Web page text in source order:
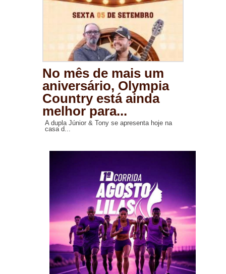
No mês de mais um
aniversário, Olympia
Country está ainda
melhor para...
A dupla Júnior & Tony se apresenta hoje na
casa d...